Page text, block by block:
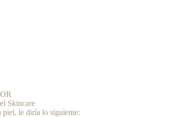
Skincare
piel, le diría lo siguiente: